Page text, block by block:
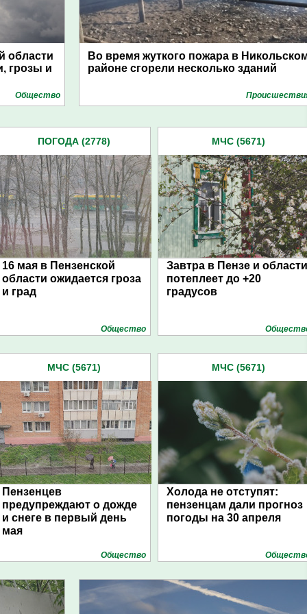
области
грозы и
Общество
Во время жуткого пожара в
районе сгорели несколько зданий
ПОГОДА (2778)
16 мая в Пензенской
области ожидается гроза
и град
Общество
МЧС (5671)
Завтра в Пензе и области
потеплеет до +20
градусов
МЧС (5671)
Пензенцев
предупреждают о дожде
и снеге в первый день
мая
Общество
МЧС (5671)
Холода не отступят:
пензенцам дали прогноз
погоды на 30 апреля